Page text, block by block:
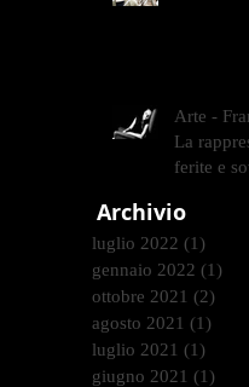
Arte -
La
ferite e
Archivio
luglio 2022 (1)
gennaio 2022 (1)
ottobre 2021 (2)
agosto 2021 (1)
luglio 2021 (1)
giugno 2021 (1)